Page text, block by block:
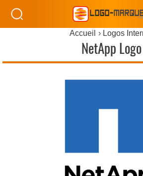
Accueil Logos
NetApp Logo